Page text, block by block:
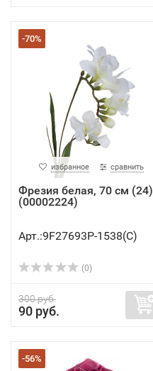
-70%
избранное сравнить
Фрезия белая, 70 см (24)
(00002224)
Арт.:9F27693P-1538(C)
(0)
300 руб.
90 руб.
-56%